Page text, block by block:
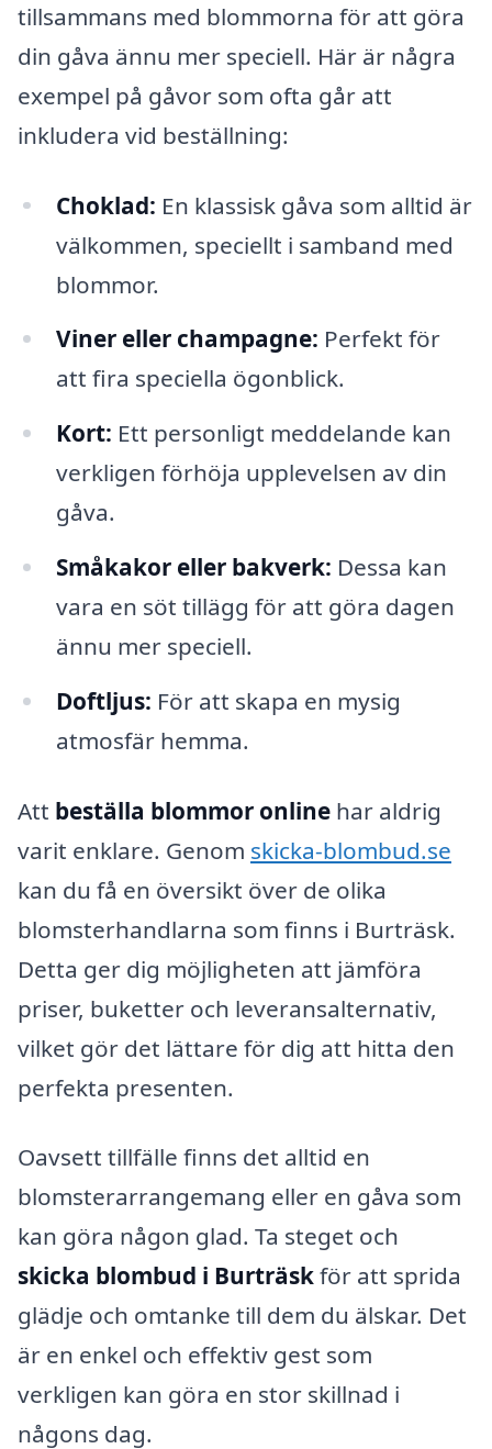
tillsammans med blommorna för att göra
din gåva ännu mer speciell. Här är några
exempel på gåvor som ofta går att
inkludera vid beställning:
Choklad: En klassisk gåva som alltid är
välkommen, speciellt i samband med
blommor.
Viner eller champagne: Perfekt för
att fira speciella ögonblick.
Kort: Ett personligt meddelande kan
verkligen förhöja upplevelsen av din
gåva.
Småkakor eller bakverk: Dessa kan
vara en söt tillägg för att göra dagen
ännu mer speciell.
Doftljus: För att skapa en mysig
atmosfär hemma.
Att beställa blommor online har aldrig
varit enklare. Genom skicka-blombud.se
kan du få en översikt över de olika
blomsterhandlarna som finns i Burträsk.
Detta ger dig möjligheten att jämföra
priser, buketter och leveransalternativ,
vilket gör det lättare för dig att hitta den
perfekta presenten.
Oavsett tillfälle finns det alltid en
blomsterarrangemang eller en gåva som
kan göra någon glad. Ta steget och
skicka blombud i Burträskför att sprida
glädje och omtanke till dem du älskar. Det
är en enkel och effektiv gest som
verkligen kan göra en stor skillnad i
någons dag.